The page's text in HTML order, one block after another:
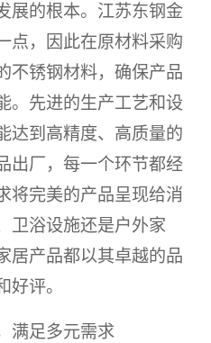
展的根本。江苏东钢金
点，因此在原材料采购
不锈钢材料，确保产品
。先进的生产工艺和设
达到高精度、高质量的
出厂，每一个环节都经
将完美的产品呈现给消
卫浴设施还是户外家
居产品都以其卓越的品
好评。
满足多元需求